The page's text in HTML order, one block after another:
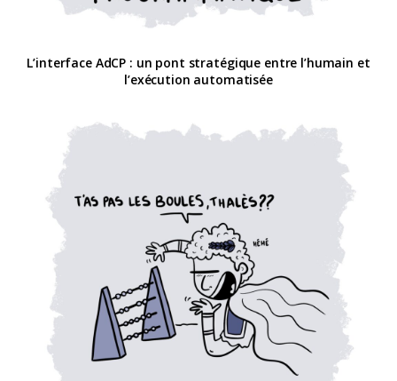
L’interface AdCP : un pont stratégique entre l’humain et
l’exécution automatisée